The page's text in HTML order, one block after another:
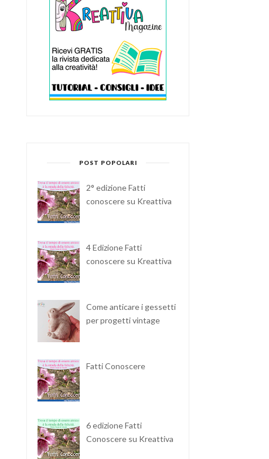
POST POPOLARI
2° edizione Fatti
conoscere su Kreattiva
4 Edizione Fatti
conoscere su Kreattiva
Come anticare i gessetti
per progetti vintage
Fatti Conoscere
6 edizione Fatti
Conoscere su Kreattiva